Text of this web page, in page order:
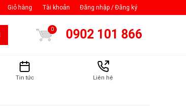
Giỏ hàng Tài khoản Đăng nhập / Đăng ký
0 0902 101 866
Tin tức Liên hệ